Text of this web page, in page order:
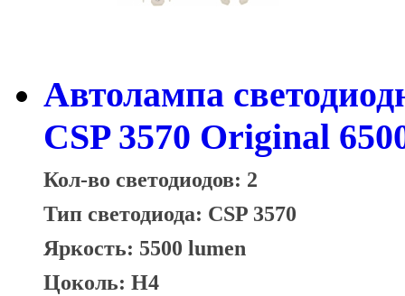
Автолампа
CSP 3570 Original
Кол-во светодиодов: 2
Тип светодиода: CSP 3570
Яркость: 5500 lumen
Цоколь: H4